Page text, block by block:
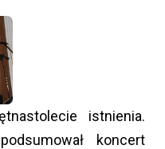
istnienia.
koncert